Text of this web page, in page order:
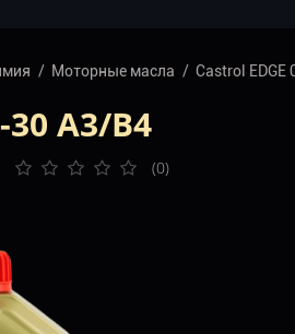
Моторные масла Castrol EDGE
30 A3/B4
(0)